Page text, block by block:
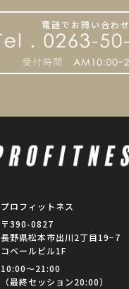
電話でお問い合わせ
プロフィットネス
〒390-0827
長野県松本市出川2丁目19−7
コベールビル1F
10:00〜21:00
（最終セッション20:00）